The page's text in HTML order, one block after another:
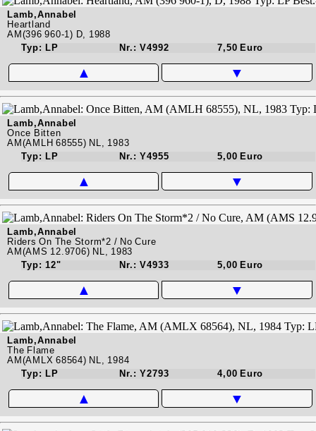
Lamb,Annabel
Heartland
AM(396 960-1) D, 1988
Typ: LP
Nr.: V4992 7,50 Euro
▲ ▼
Lamb,Annabel
Once Bitten
AM(AMLH 68555) NL, 1983
Typ: LP
Nr.: Y4955 5,00 Euro
▲ ▼
Lamb,Annabel
Riders On The Storm*2 / No Cure
AM(AMS 12.9706) NL, 1983
Typ: 12"
Nr.: V4933 5,00 Euro
▲ ▼
Lamb,Annabel
The Flame
AM(AMLX 68564) NL, 1984
Typ: LP
Nr.: Y2793 4,00 Euro
▲ ▼